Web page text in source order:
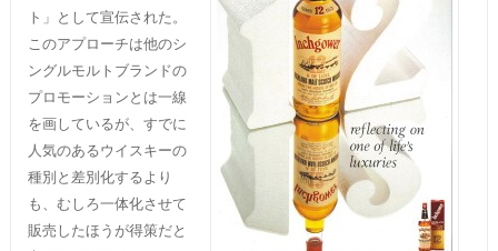
ト」として宣伝された。
このアプローチは他のシ
ングルモルトブランドの
プロモーションとは一線
を画しているが、すでに
人気のあるウイスキーの
種別と差別化するより
も、むしろ一体化させて
販売したほうが得策だと